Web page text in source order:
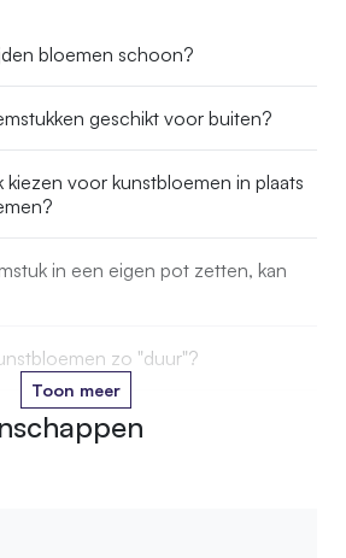
bloemen schoon?
geschikt voor buiten?
kiezen voor kunstbloemen in plaats
in een eigen pot zetten, kan
zo "duur"?
in het water zetten?
kunstbloemen mee?
en klare boeketten of bloemstukken
Toon meer